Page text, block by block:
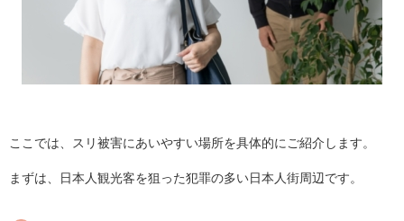
ここでは、スリ被害にあいやすい場所を具体的にご紹介します。
まずは、日本人観光客を狙った犯罪の多い日本人街周辺です。